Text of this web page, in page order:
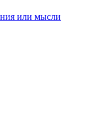
или мысли